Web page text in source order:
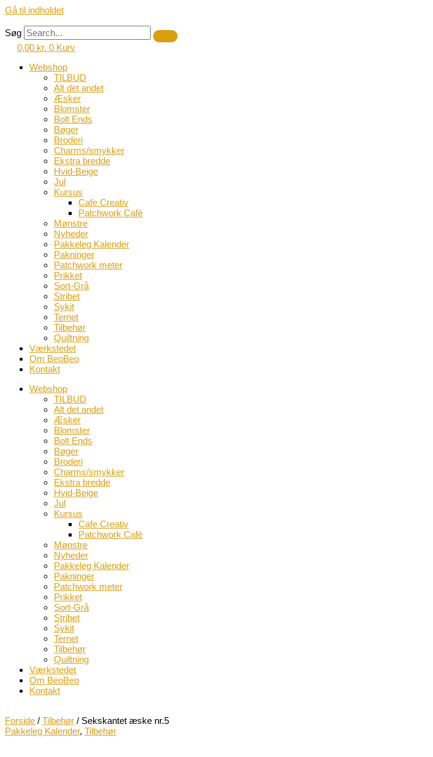
Gå til indholdet
Søg
0,00 kr. 0 Kurv
Webshop
TILBUD
Alt det andet
Æsker
Blomster
Bolt Ends
Bøger
Broderi
Charms/smykker
Ekstra bredde
Hvid-Beige
Jul
Kursus
Cafe Creativ
Patchwork Cafè
Mønstre
Nyheder
Pakkeleg Kalender
Pakninger
Patchwork meter
Prikket
Sort-Grå
Stribet
Sykit
Ternet
Tilbehør
Quiltning
Værkstedet
Om BeoBeo
Kontakt
Webshop
TILBUD
Alt det andet
Æsker
Blomster
Bolt Ends
Bøger
Broderi
Charms/smykker
Ekstra bredde
Hvid-Beige
Jul
Kursus
Cafe Creativ
Patchwork Cafè
Mønstre
Nyheder
Pakkeleg Kalender
Pakninger
Patchwork meter
Prikket
Sort-Grå
Stribet
Sykit
Ternet
Tilbehør
Quiltning
Værkstedet
Om BeoBeo
Kontakt
Forside / Tilbehør / Sekskantet æske nr.5
Pakkeleg Kalender, Tilbehør